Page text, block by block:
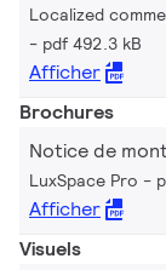
Localized
pdf 492.3 kB
Afficher
Brochures
Notice de
LuxSpace Pro
Afficher
Visuels